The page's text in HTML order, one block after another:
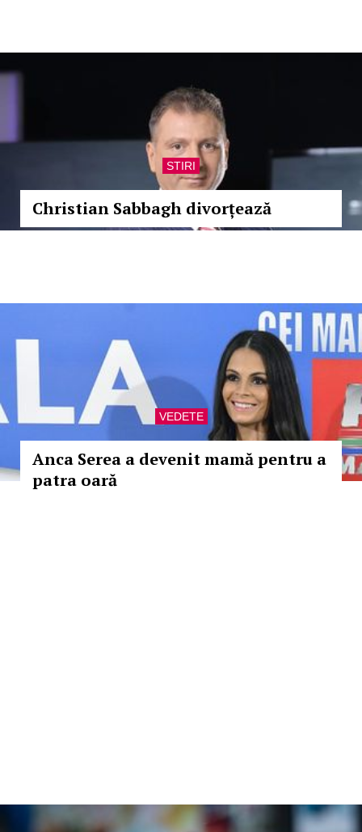
STIRI
Christian Sabbagh divorțează
VEDETE
Anca Serea a devenit mamă pentru a
patra oară